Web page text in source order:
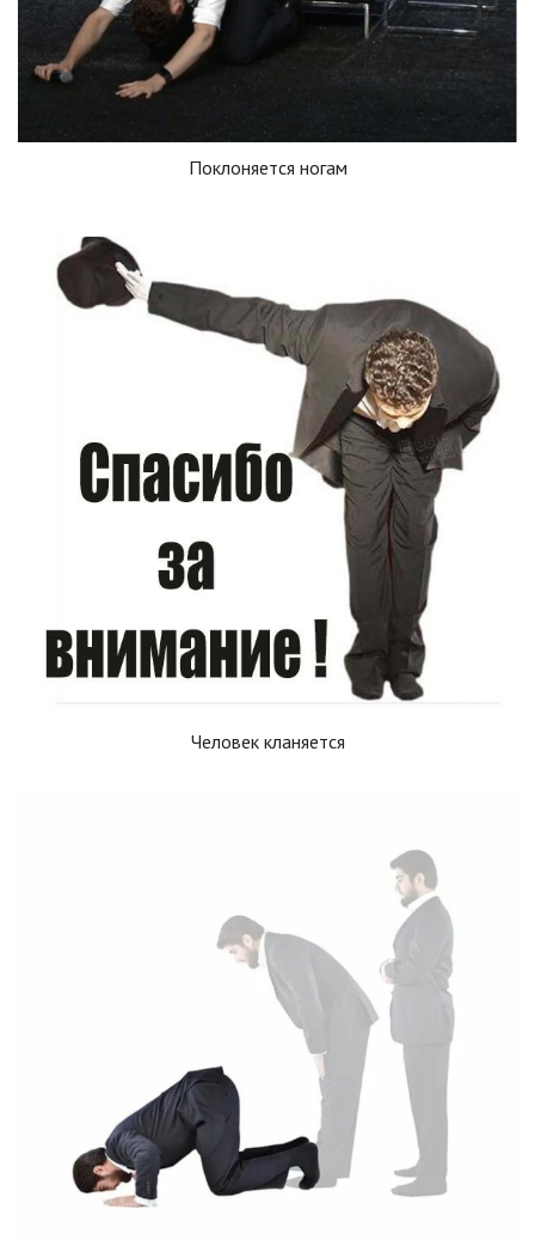
Поклоняется ногам
Человек кланяется